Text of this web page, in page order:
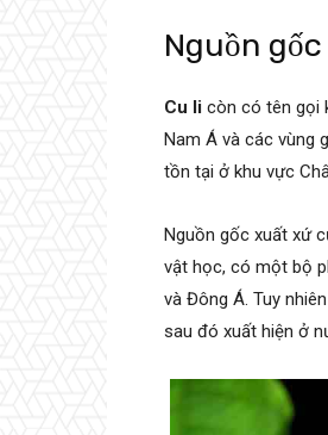
Nguồn
Cu li còn có tên gọi
Nam Á và các vùng
tồn tại ở khu vực
Nguồn gốc xuất xứ
vật học, có một bộ
và Đông Á. Tuy
sau đó xuất hiện ở